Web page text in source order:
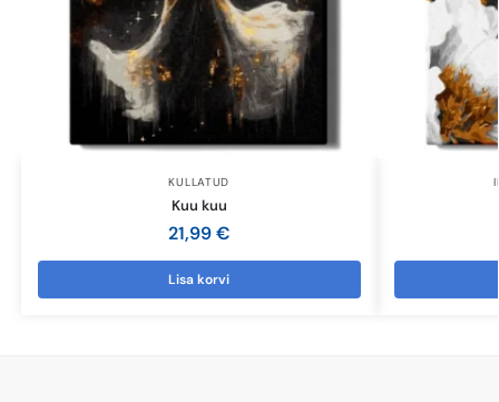
KULLATUD
Kuu kuu
21,99€
Lisa korvi